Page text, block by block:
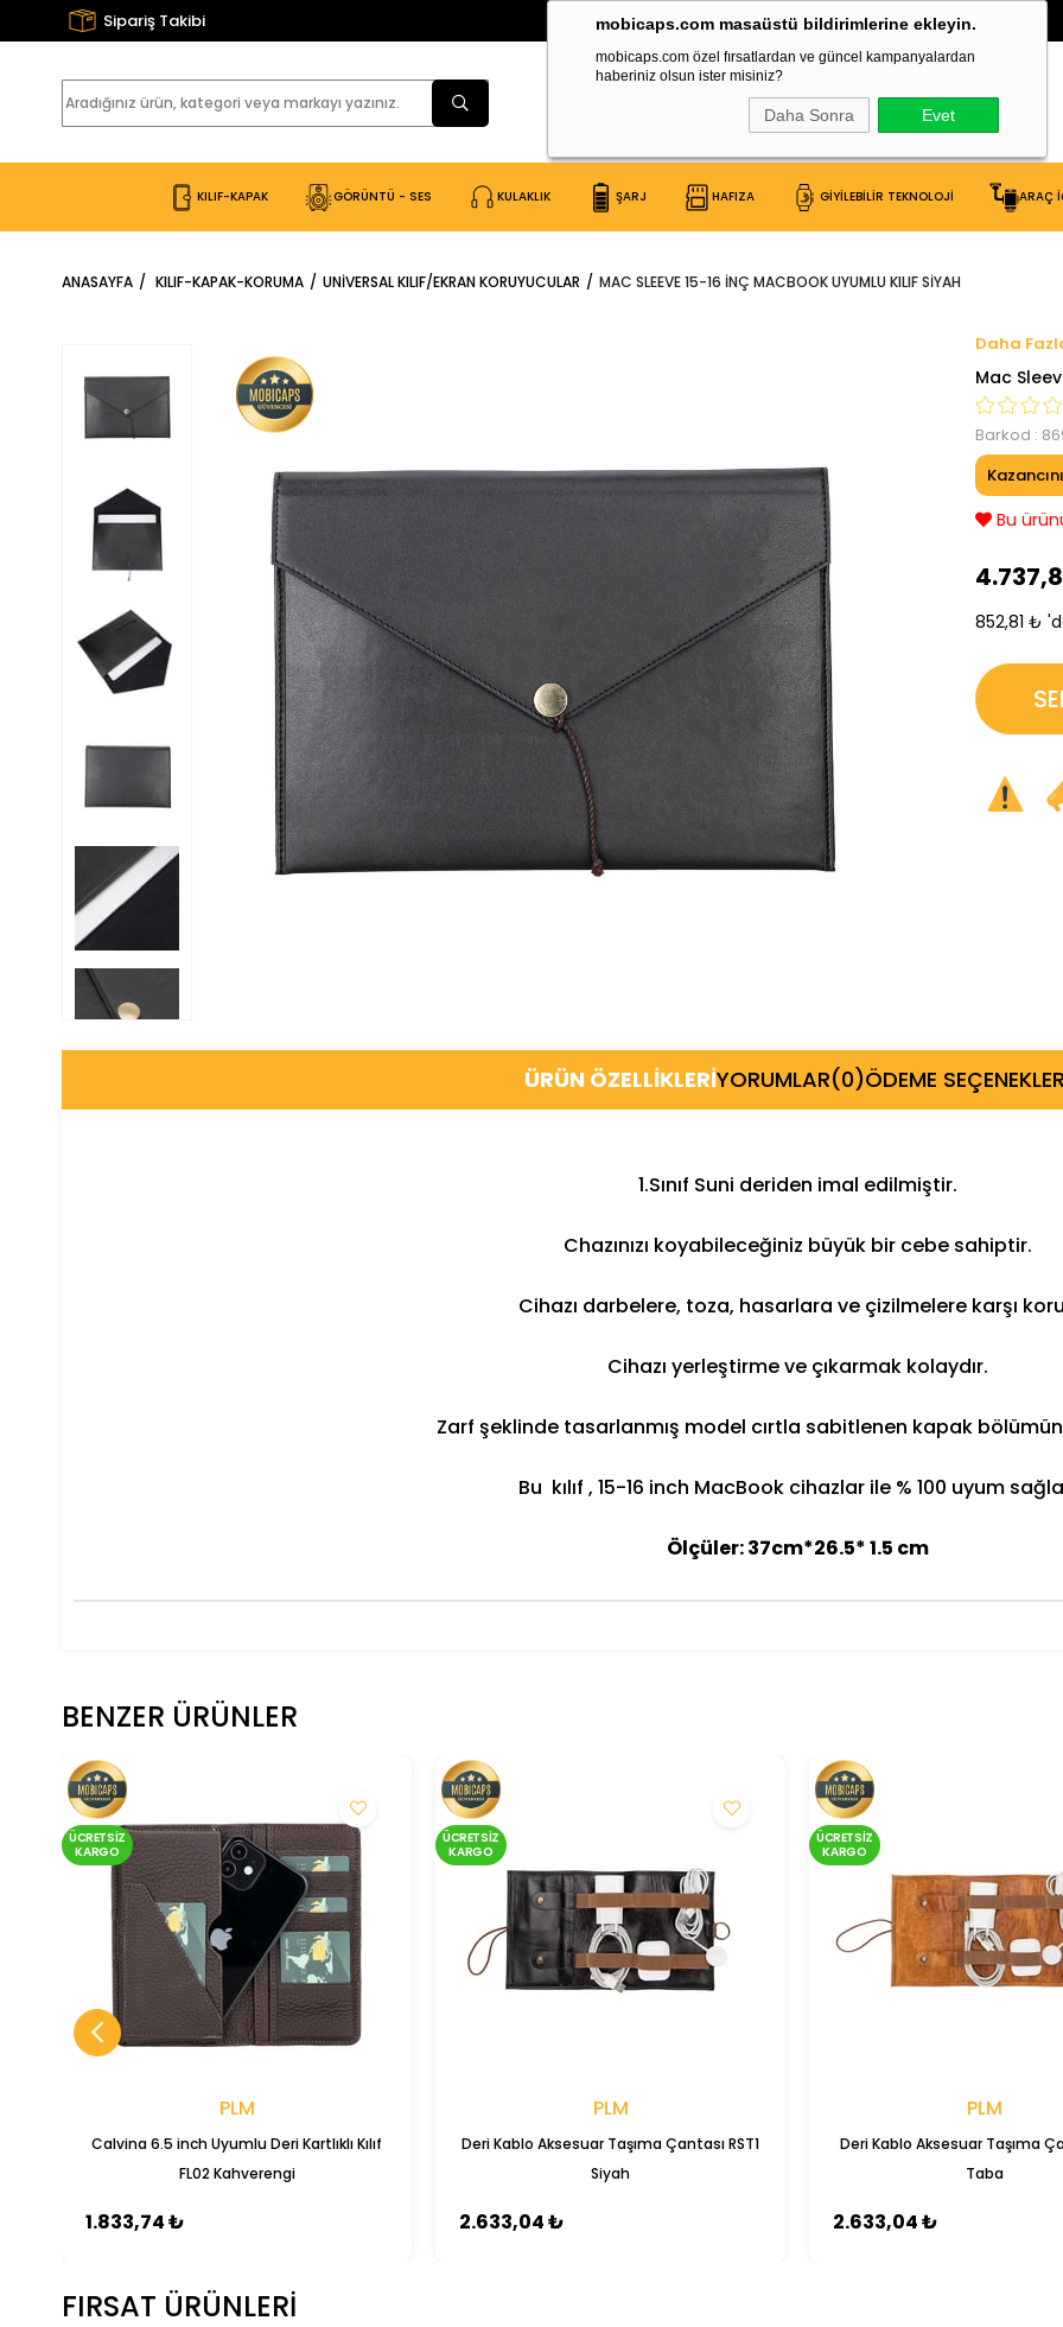
mobicaps.com masaüstü bildirimlerine ekleyin.
mobicaps.com özel fırsatlardan ve güncel kampanyalardan
haberiniz olsun ister misiniz?
Daha Sonra Evet
Sipariş Takibi 30.000 Çeşit Ürün Burada!
KILIF-KAPAK GÖRÜNTÜ - SES KULAKLIK ŞARJ HAFIZA GİYİLEBİLİR TEKNOLOJİ ARAÇ
ANASAYFA KILIF-KAPAK-KORUMA UNIVERSAL KILIF/EKRAN KORUYUCULAR MAC SLEEVE 15-16 INÇ MACBOOK UYUMLU KILIF SIYAH
Mac
Barkod :
Bu
852,81 ₺
ÜRÜN ÖZELLIKLERIYORUMLAR(0)ÖDEME
1.Sınıf Suni deriden imal edilmiştir.
Chazınızı koyabileceğiniz büyük bir cebe sahiptir.
Cihazı darbelere, toza, hasarlara ve çizilmelere karşı
Cihazı yerleştirme ve çıkarmak kolaydır.
Zarf şeklinde tasarlanmış model cırtla sabitlenen kapak
Bu kılıf , 15-16 inch MacBook cihazlar ile % 100 uyum
Ölçüler: 37cm*26.5* 1.5 cm
BENZER ÜRÜNLER
PLM
Calvina 6.5 inch Uyumlu Deri Kartlıklı Kılıf
FL02 Kahverengi
ÜCRETSIZ
KARGO
1.833,74 ₺
PLM
Deri Kablo Aksesuar Taşıma Çantası RST1
Siyah
ÜCRETSIZ
KARGO
2.633,04 ₺
PLM
Deri Kablo Aksesuar Taşıma
Taba
ÜCRETSIZ
KARGO
2.633,04 ₺
FIRSAT ÜRÜNLERI